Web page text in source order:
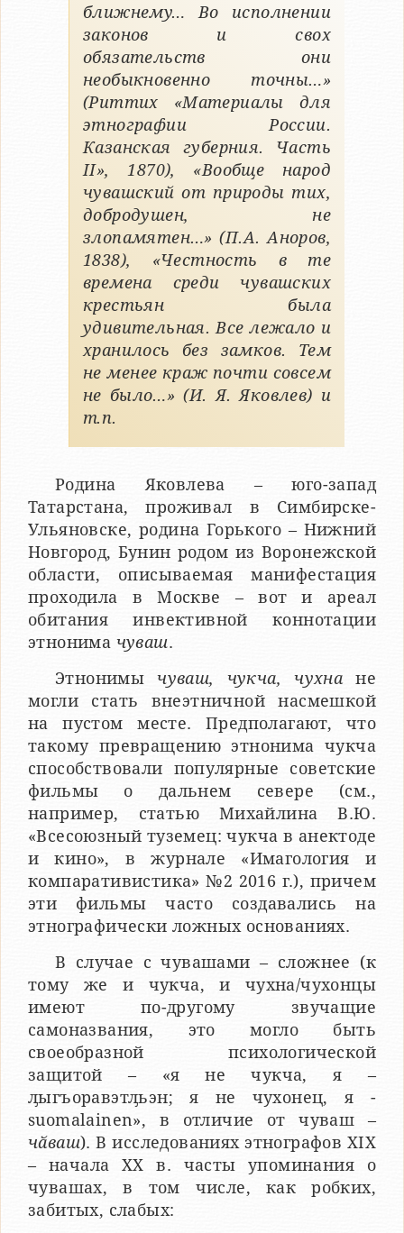
ближнему… Во исполнении
законов и свох
обязательств они
необыкновенно точны…»
(Риттих «Материалы для
этнографии России.
Казанская губерния. Часть
II», 1870), «Вообще народ
чувашский от природы тих,
добродушен, не
злопамятен…» (П.А. Аноров,
1838), «Честность в те
времена среди чувашских
крестьян была
удивительная. Все лежало и
хранилось без замков. Тем
не менее краж почти совсем
не было…» (И. Я. Яковлев) и
т.п.
Родина Яковлева – юго-запад
Татарстана, проживал в Симбирске-
Ульяновске, родина Горького – Нижний
Новгород, Бунин родом из Воронежской
области, описываемая манифестация
проходила в Москве – вот и ареал
обитания инвективной коннотации
этнонима чуваш.
Этнонимычуваш, чукча, чухнане
могли стать внеэтничной насмешкой
на пустом месте. Предполагают, что
такому превращению этнонима чукча
способствовали популярные советские
фильмы о дальнем севере (см.,
например, статью Михайлина В.Ю.
«Всесоюзный туземец: чукча в анектоде
и кино», в журнале «Имагология и
компаративистика» №2 2016 г.), причем
эти фильмы часто создавались на
этнографически ложных основаниях.
В случае с чувашами – сложнее (к
тому же и чукча, и чухна/чухонцы
имеют по-другому звучащие
самоназвания, это могло быть
своеобразной психологической
защитой – «я не чукча, я –
ԓыгъоравэтԓьэн; я не чухонец, я -
suomalainen», в отличие от чуваш –
чӑваш). В исследованиях этнографов XIX
– начала ХХ в. часты упоминания о
чувашах, в том числе, как робких,
забитых, слабых: